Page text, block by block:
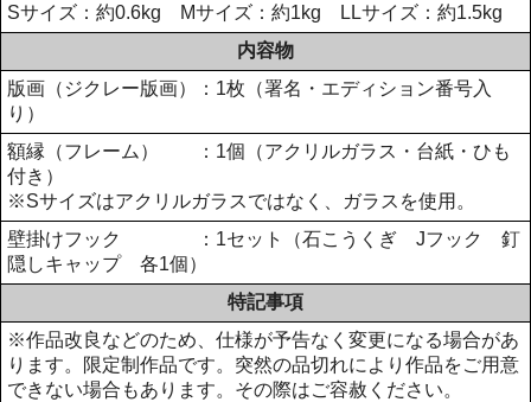
Sサイズ：約0.6kg Mサイズ：約1kg LLサイズ：約1.5kg
内容物
版画（ジクレー版画）：1枚（署名・エディション番号入
り）
額縁（フレーム） ：1個（アクリルガラス・台紙・ひも
付き）
※Sサイズはアクリルガラスではなく、ガラスを使用。
壁掛けフック ：1セット（石こうくぎ Jフック 釘
隠しキャップ 各1個）
特記事項
※作品改良などのため、仕様が予告なく変更になる場合があ
ります。限定制作品です。突然の品切れにより作品をご用意
できない場合もあります。その際はご容赦ください。